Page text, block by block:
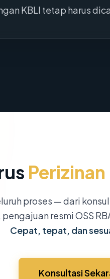
KBLI tetap harus
proses — dari
resmi OSS
Cepat, tepat, dan
Konsultasi